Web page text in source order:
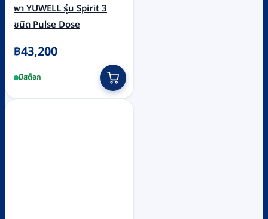
พา YUWELL รุ่น Spirit 3
ชนิด Pulse Dose
฿43,200
มีสต็อก